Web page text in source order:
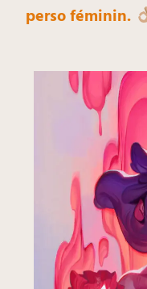
perso féminin.